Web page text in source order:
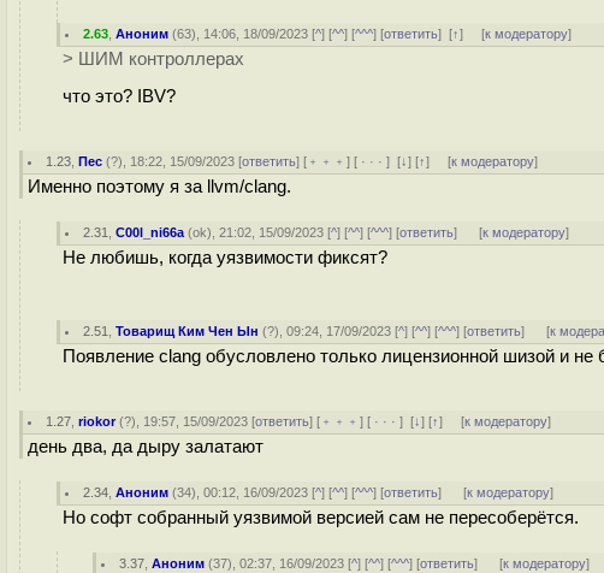
2.63 ,Аноним (63), 14:06, 18/09/2023 [^] [^^] [^^^] [ответить][↑] [к модератору]
> ШИМ контроллерах
что это? IBV?
1.23 ,Пес (?), 18:22, 15/09/2023 [ответить] [ ﹢﹢﹢] [ · · ·][↓] [↑] [к модератору]
Именно поэтому я за llvm/clang.
2.31 ,C00l_ni66a (ok), 21:02, 15/09/2023 [^] [^^] [^^^] [ответить] [к модератору]
Не любишь, когда уязвимости фиксят?
2.51 ,Товарищ Ким Чен Ын (?), 09:24, 17/09/2023 [^] [^^] [^^^] [ответить] [к
Появление clang обусловлено только лицензионной шизой и не
1.27 ,riokor(?), 19:57, 15/09/2023 [ответить] [ ﹢﹢﹢] [ · · ·][↓] [↑] [к модератору]
день два, да дыру залатают
2.34 ,Аноним (34), 00:12, 16/09/2023 [^] [^^] [^^^] [ответить] [к модератору]
Но софт собранный уязвимой версией сам не пересоберётся.
3.37 ,Аноним (37), 02:37, 16/09/2023 [^] [^^] [^^^] [ответить] [к модератору]